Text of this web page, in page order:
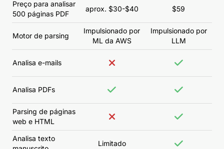
Preço para analisar
500 páginas PDF
aprox. $30-$40 $59
Motor de parsing
Impulsionado por
ML da AWS
Impulsionado por
LLM
Analisa e-mails
Analisa PDFs
Parsing de páginas
web e HTML
Analisa texto
Limitado